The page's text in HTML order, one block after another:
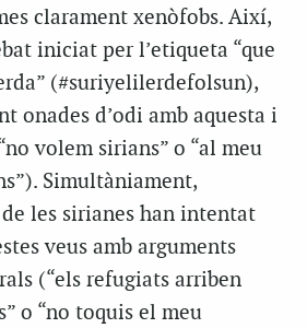
clarament xenòfobs. Així,
iniciat per l’etiqueta “que
(#suriyelilerdefolsun),
onades d’odi amb aquesta i
volem sirians” o “al meu
Simultàniament,
les sirianes han intentat
veus amb arguments
(“els refugiats arriben
o “no toquis el meu